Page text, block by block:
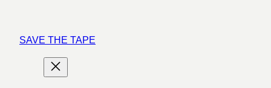
contenuto
SAVE THE TAPE